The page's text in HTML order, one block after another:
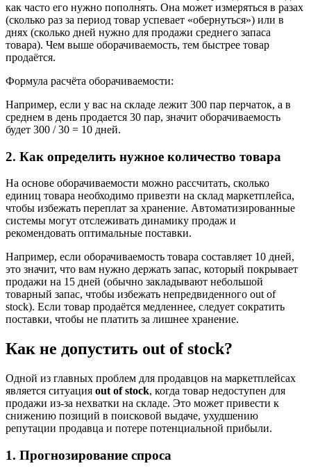
как часто его нужно пополнять. Она может измеряться в разах
(сколько раз за период товар успевает «обернуться») или в
днях (сколько дней нужно для продажи среднего запаса
товара). Чем выше оборачиваемость, тем быстрее товар
продаётся.
Формула расчёта оборачиваемости:
Например, если у вас на складе лежит 300 пар перчаток, а в
среднем в день продается 30 пар, значит оборачиваемость
будет 300 / 30 = 10 дней.
2. Как определить нужное количество товара
На основе оборачиваемости можно рассчитать, сколько
единиц товара необходимо привезти на склад маркетплейса,
чтобы избежать переплат за хранение. Автоматизированные
системы могут отслеживать динамику продаж и
рекомендовать оптимальные поставки.
Например, если оборачиваемость товара составляет 10 дней,
это значит, что вам нужно держать запас, который покрывает
продажи на 15 дней (обычно закладывают небольшой
товарный запас, чтобы избежать непредвиденного out of
stock). Если товар продаётся медленнее, следует сократить
поставки, чтобы не платить за лишнее хранение.
Как не допустить out of stock?
Одной из главных проблем для продавцов на маркетплейсах
является ситуация out of stock, когда товар недоступен для
продажи из-за нехватки на складе. Это может привести к
снижению позиций в поисковой выдаче, ухудшению
репутации продавца и потере потенциальной прибыли.
1. Прогнозирование спроса